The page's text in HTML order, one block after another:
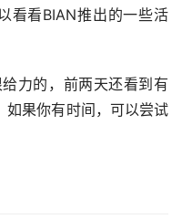
看看BIAN推出的一些活
力的，前两天还看到有
如果你有时间，可以尝试